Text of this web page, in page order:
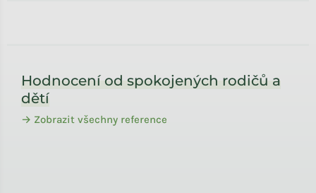
Hodnocení od spokojených rodičů a
dětí
→ Zobrazit všechny reference